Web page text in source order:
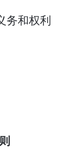
务和权利